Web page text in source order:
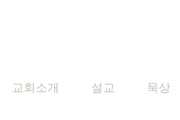
교회소개 설교 묵상